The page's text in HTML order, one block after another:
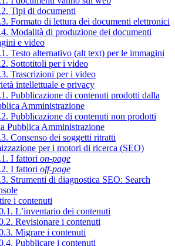
Tipi di documenti
Formato di lettura dei documenti elettronici
Modalità di produzione dei documenti
e video
Testo alternativo (alt text) per le immagini
Sottotitoli per i video
Trascrizioni per i video
intellettuale e privacy
Pubblicazione di contenuti prodotti dalla
Amministrazione
Pubblicazione di contenuti non prodotti
Pubblica Amministrazione
Consenso dei soggetti ritratti
per i motori di ricerca (SEO)
I fattori on-page
I fattori off-page
Strumenti di diagnostica SEO: Search
i contenuti
L’inventario dei contenuti
Revisionare i contenuti
Migrare i contenuti
Pubblicare i contenuti